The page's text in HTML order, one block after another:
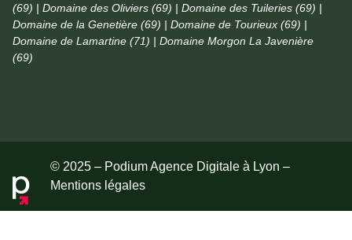
(69) | Domaine des Oliviers (69) | Domaine des Tuileries (69) |
Domaine de la Genetière (69) | Domaine de Tourieux (69) |
Domaine de Lamartine (71) | Domaine Morgon La Javenière
(69)
© 2025 – Podium Agence Digitale à Lyon –
Mentions légales